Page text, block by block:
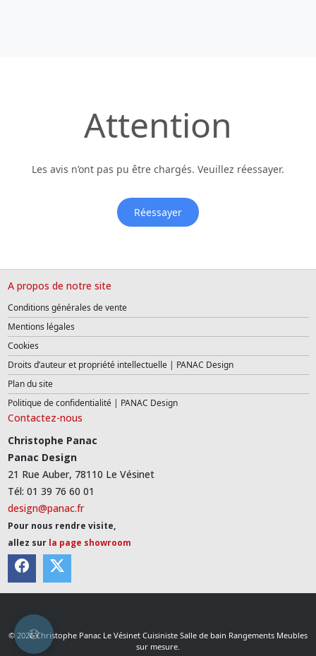
Attention
Les avis n’ont pas pu être chargés. Veuillez réessayer.
Réessayer
A propos de notre site
Conditions générales de vente
Mentions légales
Cookies
Droits d’auteur et propriété intellectuelle | PANAC Design
Plan du site
Politique de confidentialité | PANAC Design
Contactez-nous
Christophe Panac
Panac Design
21 Rue Auber, 78110 Le Vésinet
Tél: 01 39 76 60 01
design@panac.fr
Pour nous rendre visite,
allez sur la page showroom
© 2026 Christophe Panac Le Vésinet Cuisiniste Salle de bain Rangements Meubles
sur mesure.